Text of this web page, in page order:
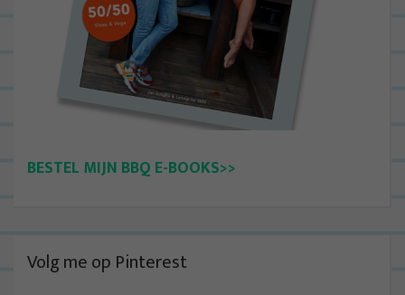
BESTEL MIJN BBQ E-BOOKS>>
Volg me op Pinterest